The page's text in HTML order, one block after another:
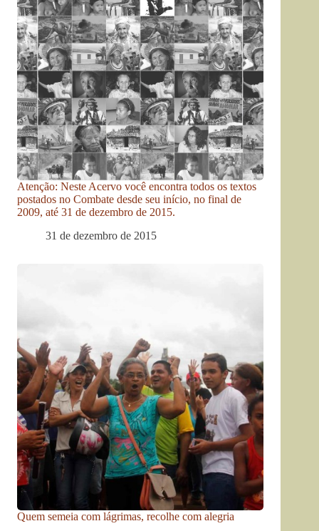
Atenção: Neste Acervo você encontra todos os textos
postados no Combate desde seu início, no final de
2009, até 31 de dezembro de 2015.
31 de dezembro de 2015
Quem semeia com lágrimas, recolhe com alegria